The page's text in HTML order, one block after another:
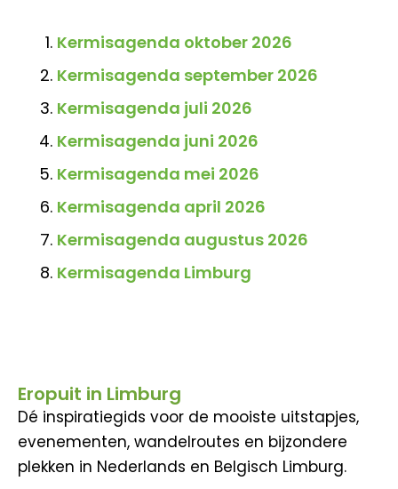
Kermisagenda oktober 2026
Kermisagenda september 2026
Kermisagenda juli 2026
Kermisagenda juni 2026
Kermisagenda mei 2026
Kermisagenda april 2026
Kermisagenda augustus 2026
Kermisagenda Limburg
Eropuit in Limburg
Dé inspiratiegids voor de mooiste uitstapjes,
evenementen, wandelroutes en bijzondere
plekken in Nederlands en Belgisch Limburg.